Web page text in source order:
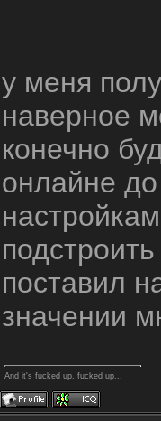
у меня
наверное
конечно
онлайне
поставил
значении
And it's fucked up, fucked up...